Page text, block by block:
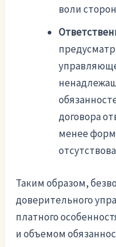
воли
договора
менее
Таким образом,
доверительного
платного
и объемом